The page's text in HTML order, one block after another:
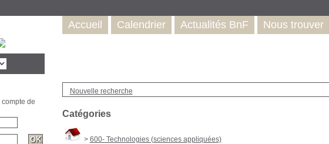
Nouvelle recherche
Catégories
> 600- Technologies (sciences appliquées)
Accueil Calendrier Actualités BnF Nous trouver
de